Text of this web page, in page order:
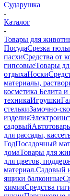
Сударушка
-
Каталог
-
Товары для
ПосудаСрезка
пасхиСредства от
гипсовыеТовары
отдыхаНоски
материалы,
косметика Белита
техникаИгрушки
стелькиЗамочно-
изделия
садовый
для рассады,
ГодПосадочный
домаТовары для
для цветов,
материал.Садовый
ящики балконные
химияСредства